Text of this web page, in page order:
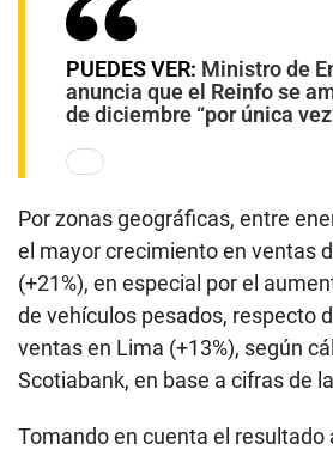
PUEDES VER: Ministro de
anuncia que el Reinfo se
de diciembre “por única
Por zonas geográficas, entre
el mayor crecimiento en ventas
(+21%), en especial por el
de vehículos pesados, respecto
ventas en Lima (+13%), según
Scotiabank, en base a cifras de
Tomando en cuenta el resultado